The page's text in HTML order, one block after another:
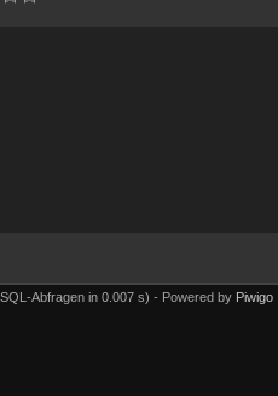
Abfragen in 0.007 s) - Powered by Piwigo